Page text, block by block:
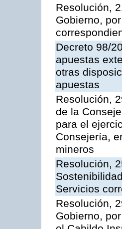
Resolución,
Gobierno,
Decreto 98/
apuestas
otras
apuestas
Resolución,
de la
para el
Consejería,
mineros
Resolución,
Servicios
Resolución,
Gobierno,